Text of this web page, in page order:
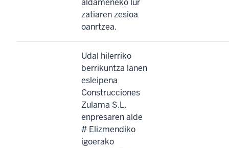
aldameneko lur
zatiaren zesioa
oanrtzea.
Udal hilerriko
berrikuntza lanen
esleipena
Construcciones
Zulama S.L.
enpresaren alde
# Elizmendiko
igoerako